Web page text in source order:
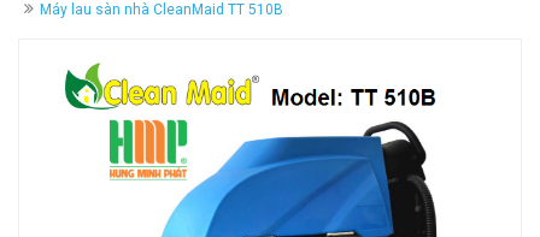
Máy lau sàn nhà CleanMaid TT 510B